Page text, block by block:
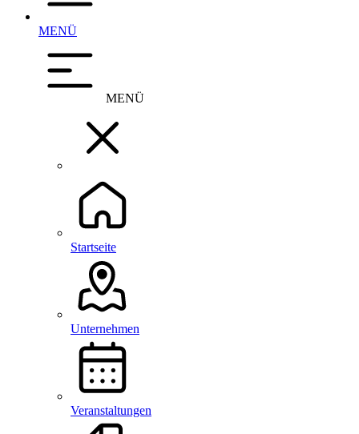
MENÜ
MENÜ
Startseite
Unternehmen
Veranstaltungen